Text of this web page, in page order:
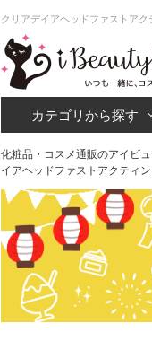
クリアデイアヘッドファストア
カテゴリから探す
化粧品・コスメ通販のアイビ
イアヘッドファストアクティ